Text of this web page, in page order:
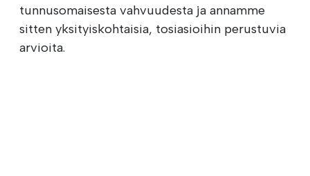
tunnusomaisesta vahvuudesta ja annamme
sitten yksityiskohtaisia, tosiasioihin perustuvia
arvioita.